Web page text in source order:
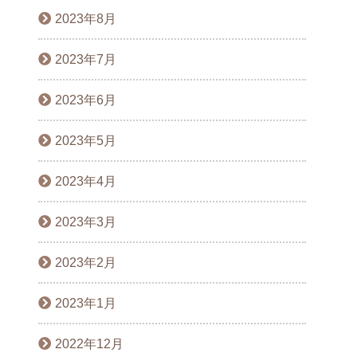
2023年8月
2023年7月
2023年6月
2023年5月
2023年4月
2023年3月
2023年2月
2023年1月
2022年12月